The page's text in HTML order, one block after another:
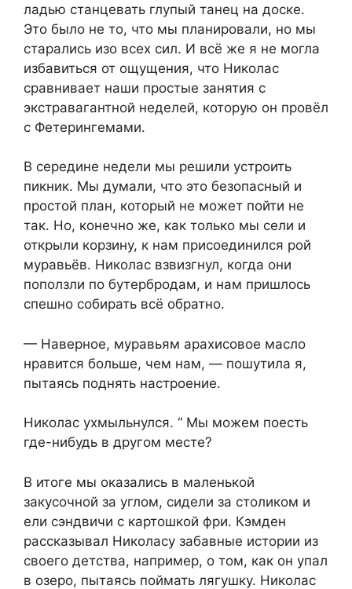
ладью станцевать глупый танец на доске.
Это было не то, что мы планировали, но мы
старались изо всех сил. И всё же я не могла
избавиться от ощущения, что Николас
сравнивает наши простые занятия с
экстравагантной неделей, которую он провёл
с Фетерингемами.
В середине недели мы решили устроить
пикник. Мы думали, что это безопасный и
простой план, который не может пойти не
так. Но, конечно же, как только мы сели и
открыли корзину, к нам присоединился рой
муравьёв. Николас взвизгнул, когда они
поползли по бутербродам, и нам пришлось
спешно собирать всё обратно.
— Наверное, муравьям арахисовое масло
нравится больше, чем нам, — пошутила я,
пытаясь поднять настроение.
Николас ухмыльнулся. “ Мы можем поесть
где-нибудь в другом месте?
В итоге мы оказались в маленькой
закусочной за углом, сидели за столиком и
ели сэндвичи с картошкой фри. Кэмден
рассказывал Николасу забавные истории из
своего детства, например, о том, как он упал
в озеро, пытаясь поймать лягушку. Николас